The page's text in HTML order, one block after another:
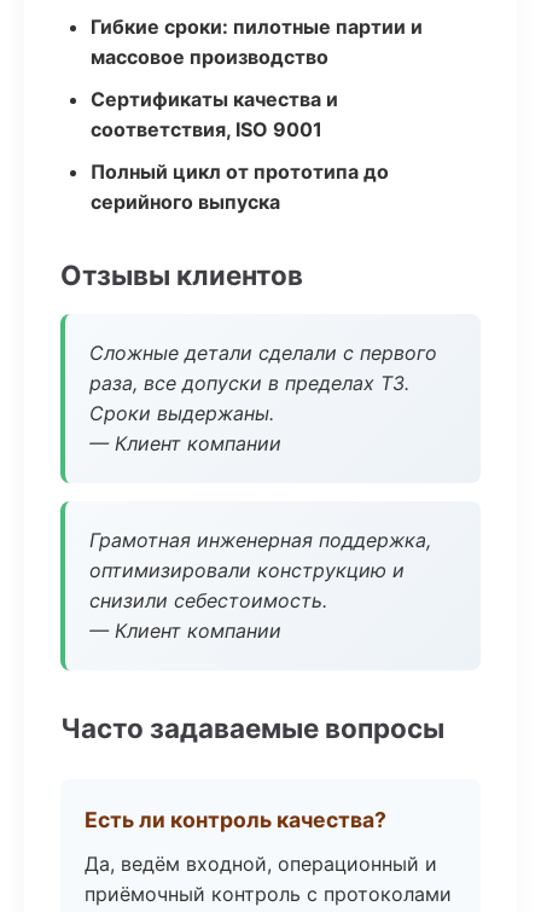
Гибкие сроки: пилотные партии и
массовое производство
Сертификаты качества и
соответствия, ISO 9001
Полный цикл от прототипа до
серийного выпуска
Отзывы клиентов
Сложные детали сделали с первого
раза, все допуски в пределах ТЗ.
Сроки выдержаны.
— Клиент компании
Грамотная инженерная поддержка,
оптимизировали конструкцию и
снизили себестоимость.
— Клиент компании
Часто задаваемые вопросы
Есть ли контроль качества?
Да, ведём входной, операционный и
приёмочный контроль с протоколами